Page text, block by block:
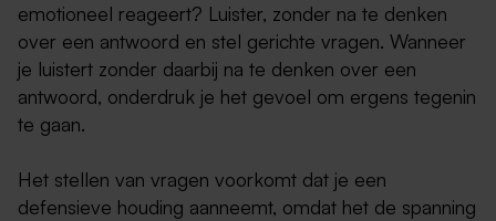
emotioneel reageert? Luister, zonder na te denken
over een antwoord en stel gerichte vragen. Wanneer
je luistert zonder daarbij na te denken over een
antwoord, onderdruk je het gevoel om ergens tegenin
te gaan.
Het stellen van vragen voorkomt dat je een
defensieve houding aanneemt, omdat het de spanning